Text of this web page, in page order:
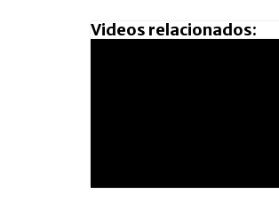
Videos relacionados: